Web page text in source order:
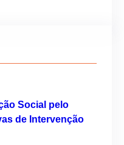
Social pelo
de Intervenção